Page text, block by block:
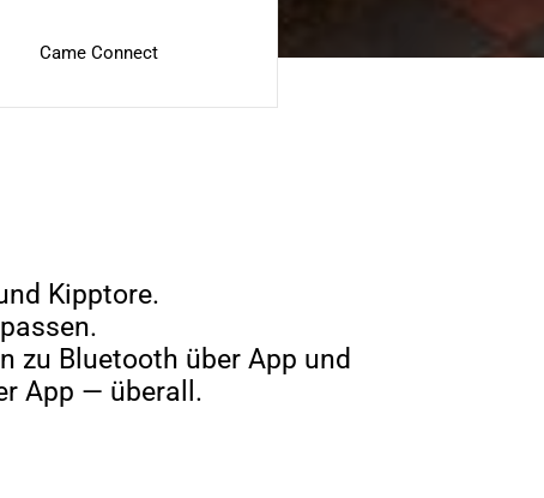
Came Connect
Kipptore.
zu Bluetooth über App und
App — überall.